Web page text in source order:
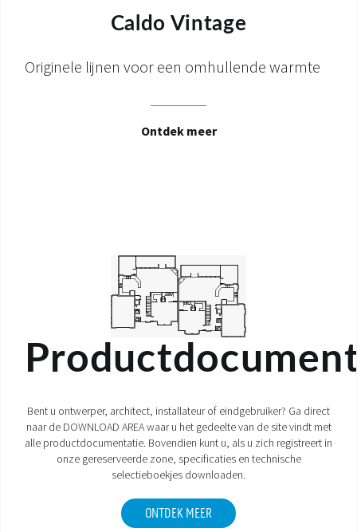
Caldo Vintage
Originele lijnen voor een omhullende warmte
Ontdek meer
Bent u ontwerper, architect, installateur of eindgebruiker? Ga direct
naar de DOWNLOAD AREA waar u het gedeelte van de site vindt met
alle productdocumentatie. Bovendien kunt u, als u zich registreert in
onze gereserveerde zone, specificaties en technische
selectieboekjes downloaden.
ONTDEK MEER